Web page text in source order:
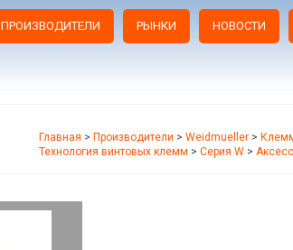
ПРОИЗВОДИТЕЛИ РЫНКИ НОВОСТИ
Главная > Производители > Weidmueller >
Технология винтовых клемм > Серия W >